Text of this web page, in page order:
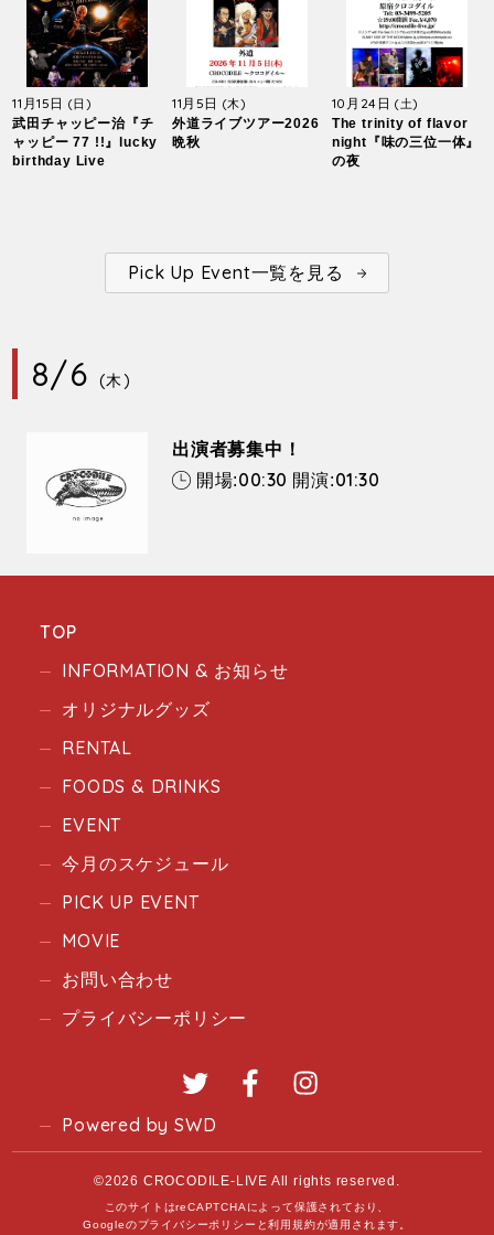
11月15日 (日)
武田チャッピー治『チ
ャッピー 77 !!』lucky
birthday Live
11月5日 (木)
外道ライブツアー2026
晩秋
10月24日 (土)
The trinity of flavor
night『味の三位一体』
の夜
Pick Up Event一覧を見る
8/6 (木)
出演者募集中！
開場:00:30 開演:01:30
TOP
INFORMATION & お知らせ
オリジナルグッズ
RENTAL
FOODS & DRINKS
EVENT
今月のスケジュール
PICK UP EVENT
MOVIE
お問い合わせ
プライバシーポリシー
Twitter Facebook
Powered by SWD
©2026 CROCODILE-LIVE All rights reserved.
このサイトはreCAPTCHAによって保護されており、
Googleのプライバシーポリシー と利用規約が適用されます。